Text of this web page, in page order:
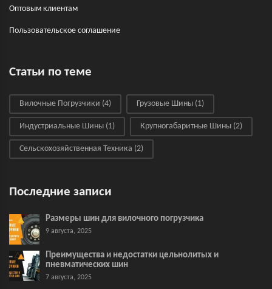
Оптовым клиентам
Пользовательское соглашение
Статьи по теме
Вилочные Погрузчики (4) Грузовые Шины (1)
Индустриальные Шины (1) Крупногабаритные Шины (2)
Сельскохозяйственная Техника (2)
Последние записи
Размеры шин для вилочного погрузчика
9 августа, 2025
Преимущества и недостатки цельнолитых и
пневматических шин
7 августа, 2025